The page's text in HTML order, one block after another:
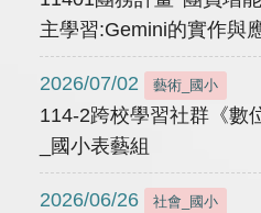
主學習:Gemini的實作與
2026/07/02 藝術_國小
114-2跨校學習社群《數
_國小表藝組
2026/06/26 社會_國小